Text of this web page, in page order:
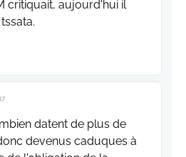
critiquait, aujourd'hui il
datent de plus de
devenus caduques à